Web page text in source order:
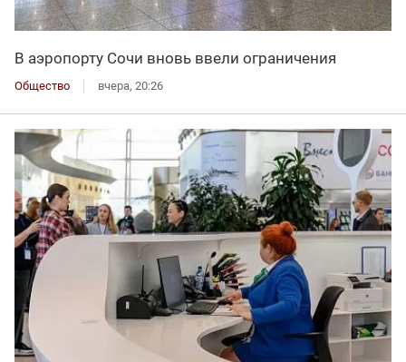
В аэропорту Сочи вновь ввели ограничения
Общество вчера, 20:26